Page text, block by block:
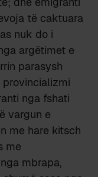
të caktuara
nuk do i
argëtimet e
parasysh
nga fshati
vargun e
me hare kitsch
me
mbrapa,